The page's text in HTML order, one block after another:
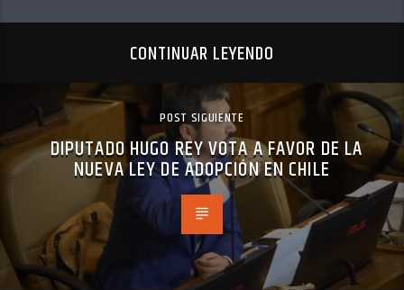
CONTINUAR LEYENDO
POST SIGUIENTE
DIPUTADO HUGO REY VOTA A FAVOR DE LA
NUEVA LEY DE ADOPCIÓN EN CHILE